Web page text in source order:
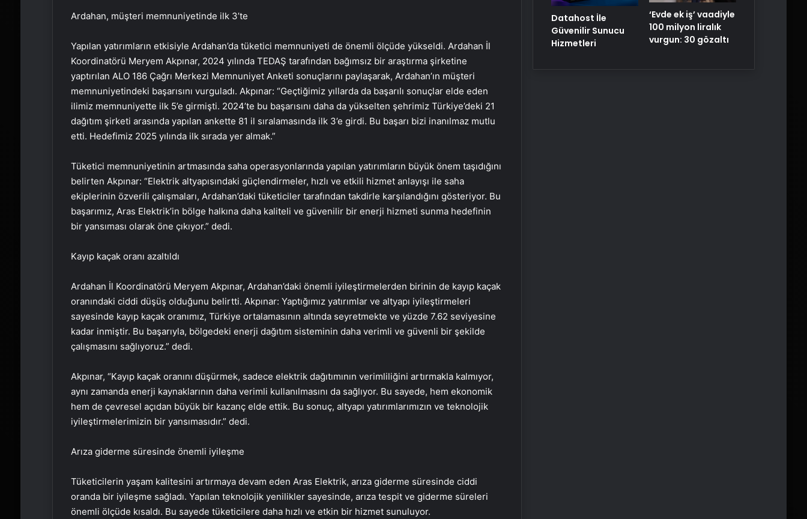
Ardahan, müşteri memnuniyetinde ilk 3’te
Yapılan yatırımların etkisiyle Ardahan’da tüketici memnuniyeti de önemli ölçüde yükseldi. Ardahan İl
Koordinatörü Meryem Akpınar, 2024 yılında TEDAŞ tarafından bağımsız bir araştırma şirketine
yaptırılan ALO 186 Çağrı Merkezi Memnuniyet Anketi sonuçlarını paylaşarak, Ardahan’ın müşteri
memnuniyetindeki başarısını vurguladı. Akpınar: “Geçtiğimiz yıllarda da başarılı sonuçlar elde eden
ilimiz memnuniyette ilk 5’e girmişti. 2024’te bu başarısını daha da yükselten şehrimiz Türkiye’deki 21
dağıtım şirketi arasında yapılan ankette 81 il sıralamasında ilk 3’e girdi. Bu başarı bizi inanılmaz mutlu
etti. Hedefimiz 2025 yılında ilk sırada yer almak.”
Tüketici memnuniyetinin artmasında saha operasyonlarında yapılan yatırımların büyük önem taşıdığını
belirten Akpınar: “Elektrik altyapısındaki güçlendirmeler, hızlı ve etkili hizmet anlayışı ile saha
ekiplerinin özverili çalışmaları, Ardahan’daki tüketiciler tarafından takdirle karşılandığını gösteriyor. Bu
başarımız, Aras Elektrik’in bölge halkına daha kaliteli ve güvenilir bir enerji hizmeti sunma hedefinin
bir yansıması olarak öne çıkıyor.” dedi.
Kayıp kaçak oranı azaltıldı
Ardahan İl Koordinatörü Meryem Akpınar, Ardahan’daki önemli iyileştirmelerden birinin de kayıp kaçak
oranındaki ciddi düşüş olduğunu belirtti. Akpınar: Yaptığımız yatırımlar ve altyapı iyileştirmeleri
sayesinde kayıp kaçak oranımız, Türkiye ortalamasının altında seyretmekte ve yüzde 7.62 seviyesine
kadar inmiştir. Bu başarıyla, bölgedeki enerji dağıtım sisteminin daha verimli ve güvenli bir şekilde
çalışmasını sağlıyoruz.” dedi.
Akpınar, “Kayıp kaçak oranını düşürmek, sadece elektrik dağıtımının verimliliğini artırmakla kalmıyor,
aynı zamanda enerji kaynaklarının daha verimli kullanılmasını da sağlıyor. Bu sayede, hem ekonomik
hem de çevresel açıdan büyük bir kazanç elde ettik. Bu sonuç, altyapı yatırımlarımızın ve teknolojik
iyileştirmelerimizin bir yansımasıdır.” dedi.
Arıza giderme süresinde önemli iyileşme
Tüketicilerin yaşam kalitesini artırmaya devam eden Aras Elektrik, arıza giderme süresinde ciddi
oranda bir iyileşme sağladı. Yapılan teknolojik yenilikler sayesinde, arıza tespit ve giderme süreleri
önemli ölçüde kısaldı. Bu sayede tüketicilere daha hızlı ve etkin bir hizmet sunuluyor.
Datahost İle
Güvenilir Sunucu
Hizmetleri
‘Evde ek iş’ vaadiyle
100 milyon liralık
vurgun: 30 gözaltı